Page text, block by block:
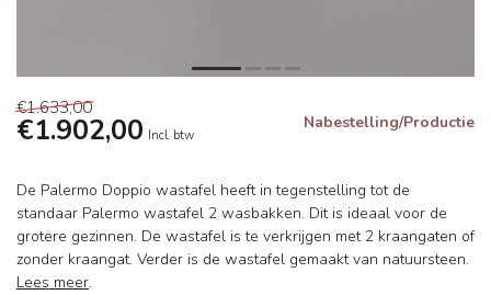
€1.633,00
€1.902,00 Incl. btw
Nabestelling/Productie
De Palermo Doppio wastafel heeft in tegenstelling tot de
standaar Palermo wastafel 2 wasbakken. Dit is ideaal voor de
grotere gezinnen. De wastafel is te verkrijgen met 2 kraangaten of
zonder kraangat. Verder is de wastafel gemaakt van natuursteen.
Lees meer.